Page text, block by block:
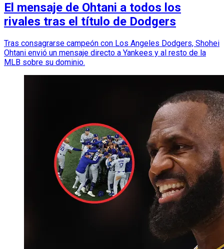
El mensaje de Ohtani a todos los
rivales tras el título de Dodgers
Tras consagrarse campeón con Los Angeles Dodgers, Shohei
Ohtani envió un mensaje directo a Yankees y al resto de la
MLB sobre su dominio.